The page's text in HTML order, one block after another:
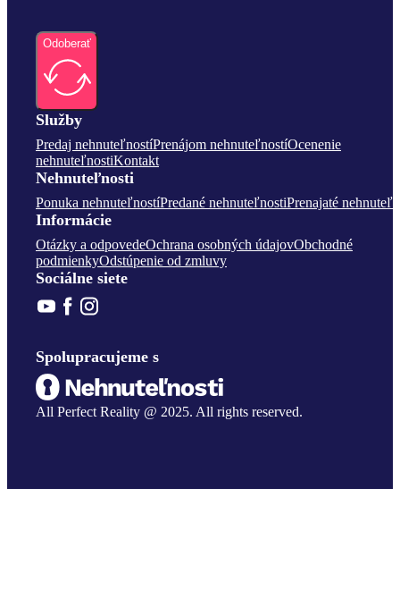
Odoberať
Služby
Predaj nehnuteľnostíPrenájom nehnuteľnostíOcenenie
nehnuteľnostiKontakt
Nehnuteľnosti
Ponuka nehnuteľnostíPredané nehnuteľnostiPrenajaté
Informácie
Otázky a odpovedeOchrana osobných údajovObchodné
podmienkyOdstúpenie od zmluvy
Sociálne siete
Spolupracujeme s
All Perfect Reality @ 2025. All rights reserved.